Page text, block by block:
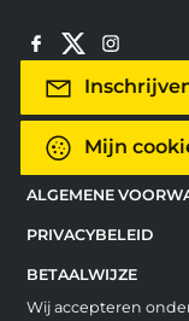
Mijn
ALGEMENE
PRIVACYBELEID
BETAALWIJZE
Wij accepteren